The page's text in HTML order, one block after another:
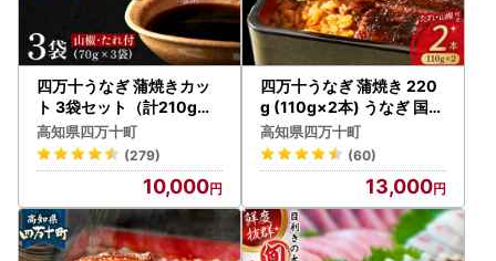
◆配送に関して
12月中のご入金につきましては、2026年1月以降の配送と
なる場合がございます。
また、年末のお申込みの増加に伴いまして、記載している
配送内容・配送のご希望に添えない場合がございますので予
めご了承ください。
＜ふるさと納税の対象となる地方団体の指定について＞
四万十うなぎ 蒲焼きカッ
ト 3袋セット（計210g）
うなぎ たれ付 国産鰻 ／Es
u-18
高知県四万十町
(279)
10,000
四万十うなぎ 蒲焼き 220
g (110g×2本) うなぎ 国産
鰻 ／Esu-A92
高知県四万十町
(60)
13,000